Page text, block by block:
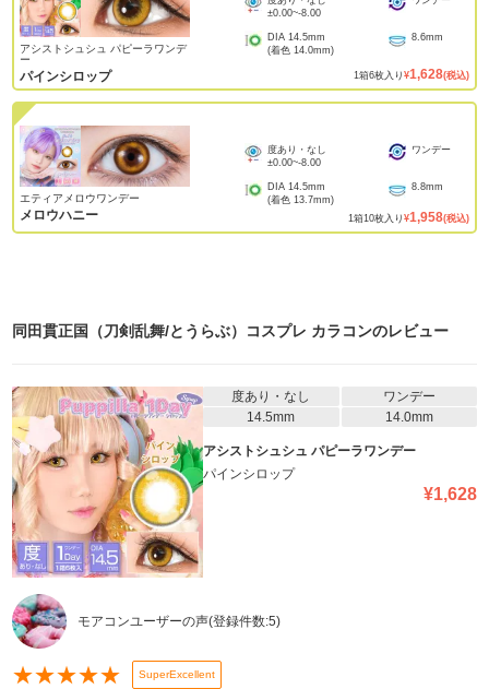
アシストシュシュ パピーラワンデ
ー
パインシロップ
±0.00~-8.00
DIA 14.5mm
(着色 14.0mm)
8.6mm
1箱6枚入り ¥1,628(税込)
エティアメロウワンデー
メロウハニー
度あり・なし
±0.00~-8.00
ワンデー
DIA 14.5mm
(着色 13.7mm)
8.8mm
1箱10枚入り ¥1,958(税込)
同田貫正国（刀剣乱舞/とうらぶ）コスプレ カラコンのレビュー
度あり・なし
ワンデー
14.5mm
14.0mm
アシストシュシュ パピーラワンデー
パインシロップ
¥1,628
モアコンユーザーの声(登録件数:5)
★★★★★ SuperExcellent